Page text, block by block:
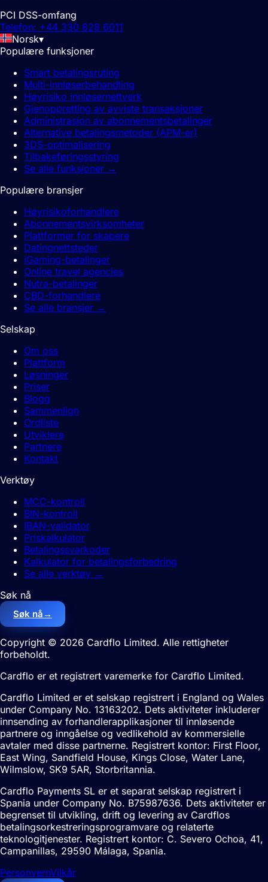
PCI DSS-omfang
Telefon: +44 330 828 6011
Norsk▾
Populære funksjoner
Smart betalingsruting
Multi-innløserbehandling
Høyrisiko innløsernettverk
Gjenoppretting av avviste transaksjoner
Administrasjon av abonnementsbetalinger
Alternative betalingsmetoder (APM-er)
3DS-optimalisering
Tilbakeføringsstyring
Se alle funksjoner →
Populære bransjer
Høyrisikoforhandlere
Abonnementsvirksomheter
Plattformer for skapere
Datingnettsteder
iGaming-betalinger
Online travel agencies
Nutra-betalinger
CBD-forhandlere
Se alle bransjer →
Selskap
Om oss
Plattform
Løsninger
Priser
Blogg
Sammenlign
Ordliste
Utviklere
Partnere
Kontakt
Verktøy
MCC-kontroll
BIN-kontroll
IBAN-validator
Priskalkulator
Betalingssvarkoder
Kalkulator for betalingsforbedring
Se alle verktøy →
Søk nå
Søk nå →
Copyright © 2026 Cardflo Limited. Alle rettigheter
forbeholdt.
Cardflo er et registrert varemerke for Cardflo Limited.
Cardflo Limited er et selskap registrert i England og Wales
under Company No. 13163202. Dets aktiviteter inkluderer
innsending av forhandlerapplikasjoner til innløsende
partnere og inngåelse og vedlikehold av kommersielle
avtaler med disse partnerne. Registrert kontor: First Floor,
East Wing, Sandfield House, Kings Close, Water Lane,
Wilmslow, SK9 5AR, Storbritannia.
Cardflo Payments SL er et separat selskap registrert i
Spania under Company No. B75987636. Dets aktiviteter er
begrenset til utvikling, drift og levering av Cardflos
betalingsorkestreringsprogramvare og relaterte
teknologitjenester. Registrert kontor: C. Severo Ochoa, 41,
Campanillas, 29590 Málaga, Spania.
PersonvernVilkår